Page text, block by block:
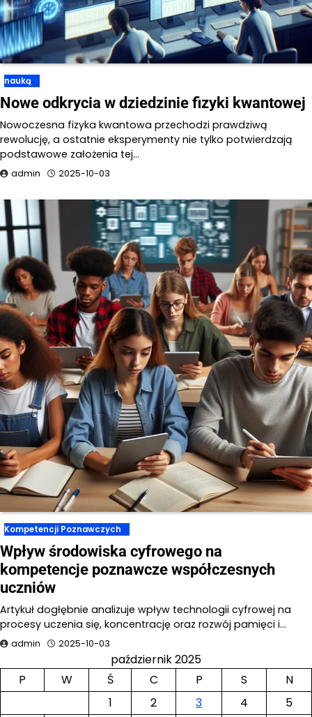
nauką
Nowe odkrycia w dziedzinie fizyki kwantowej
Nowoczesna fizyka kwantowa przechodzi prawdziwą
rewolucję, a ostatnie eksperymenty nie tylko potwierdzają
podstawowe założenia tej…
admin 2025-10-03
Kompetencji Poznawczych
Wpływ środowiska cyfrowego na
kompetencje poznawcze współczesnych
uczniów
Artykuł dogłębnie analizuje wpływ technologii cyfrowej na
procesy uczenia się, koncentrację oraz rozwój pamięci i…
admin 2025-10-03
październik 2025
P
W Ś C P S
N
1
2 3 4
5